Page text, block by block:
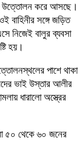
উত্তোলন করে আসছে।
বাহিনীর সঙ্গে জড়িত
নিজেই বালুর ব্যবসা
হয়।
পাশে থাকা
ভাই উস্তার আলীর
ধারালো অস্ত্রের
৫০ থেকে ৬০ জনের